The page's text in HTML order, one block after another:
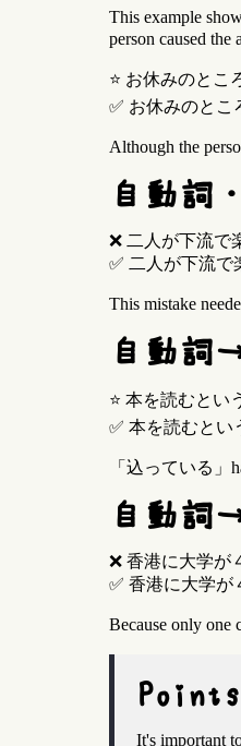
This example
person caused the
⭐ お休みのとこ
✅ お休みのとこ
Although the
自動詞
❌ 二人が下流で
✅ 二人が下流で
This mistake
自動詞
⭐ 本を読むとい
✅ 本を読むとい
「込っている」
自動詞
❌ 香港に大学が
✅ 香港に大学
Because only
It's important